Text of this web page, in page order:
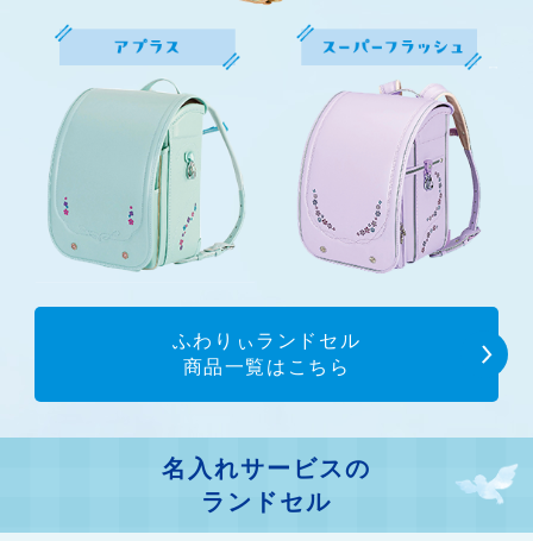
ふわりぃランドセル
商品一覧はこちら
名入れサービスの
ランドセル